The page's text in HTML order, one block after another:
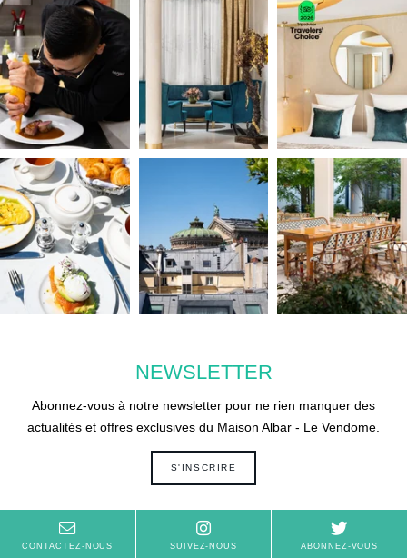
PLACE VENDÔME
OPÉRA GARNIER
PRINTEMPS
NEWSLETTER
Abonnez-vous à notre newsletter pour ne rien manquer des
actualités et offres exclusives du Maison Albar - Le Vendome.
S'INSCRIRE
CONTACTEZ-NOUS SUIVEZ-NOUS ABONNEZ-VOUS